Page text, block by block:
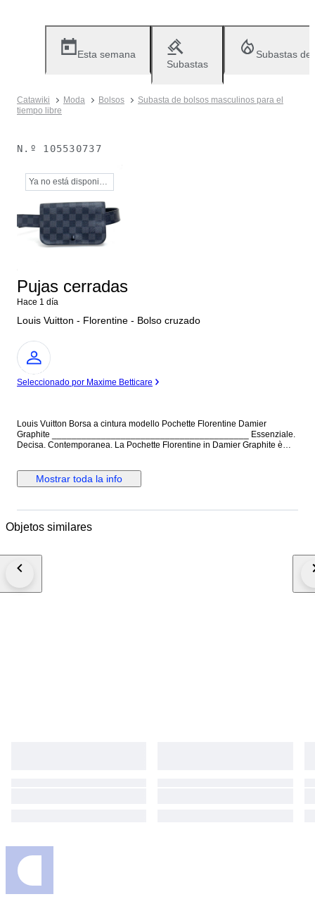
Esta semana
Subastas
Subastas
Catawiki Moda Bolsos
Subasta de bolsos masculinos para el
tiempo libre
N.º 105530737
Ya no está disponible
Pujas cerradas
Hace 1 día
Louis Vuitton - Florentine - Bolso cruzado
Experto
Seleccionado por Maxime Betticare
Louis Vuitton Borsa a cintura modello Pochette Florentine Damier
Graphite ________________________________________ Essenziale.
Decisa. Contemporanea. La Pochette Florentine in Damier Graphite è
un dettaglio moda sofisticato. Portata leggermente laterale, sotto un
blazer, trasforma un outfit semplice in qualcosa di studiato. Il Damier
perfetta anche su look maschili o genderless. Un accessorio intelligente:
________________________________________ Caratteristiche
11 cm × P 3 cm – Lunghezza totale della cintura 107 cm • Condizioni:
Mostrar toda la info
Objetos similares